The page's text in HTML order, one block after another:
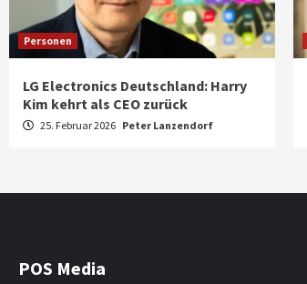
Personen
LG Electronics Deutschland: Harry
Kim kehrt als CEO zurück
25. Februar 2026 Peter Lanzendorf
POS Media